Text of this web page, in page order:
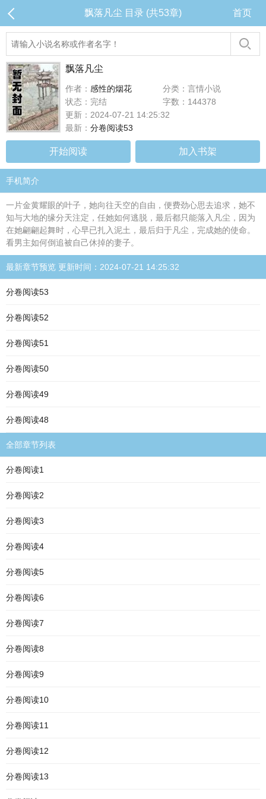
飘落凡尘 目录 (共53章) 首页
飘落凡尘
作者： 感性的烟花
分类：言情小说
状态：完结
字数：144378
更新：2024-07-21 14:25:32
最新： 分卷阅读53
开始阅读 加入书架
手机简介
一片金黄耀眼的叶子，她向往天空的自由，便费劲心思去追求，她不
知与大地的缘分天注定，任她如何逃脱，最后都只能落入凡尘，因为
在她翩翩起舞时，心早已扎入泥土，最后归于凡尘，完成她的使命。
看男主如何倒追被自己休掉的妻子。
最新章节预览 更新时间：2024-07-21 14:25:32
分卷阅读53
分卷阅读52
分卷阅读51
分卷阅读50
分卷阅读49
分卷阅读48
全部章节列表
分卷阅读1
分卷阅读2
分卷阅读3
分卷阅读4
分卷阅读5
分卷阅读6
分卷阅读7
分卷阅读8
分卷阅读9
分卷阅读10
分卷阅读11
分卷阅读12
分卷阅读13